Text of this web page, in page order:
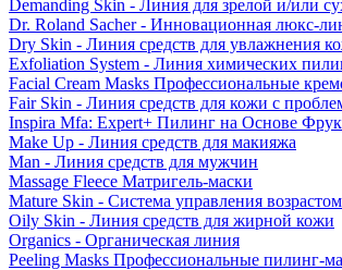
Demanding Skin - Линия для зрелой и/или
Dr. Roland Sacher - Инновационная люкс-
Dry Skin - Линия средств для увлажнения
Exfoliation System - Линия химических
Facial Cream Masks Профессиональные
Fair Skin - Линия средств для кожи с
Inspira Mfa: Expert+ Пилинг на Основе
Make Up - Линия средств для макияжа
Man - Линия средств для мужчин
Massage Fleece Матригель-маски
Mature Skin - Система управления
Oily Skin - Линия средств для жирной кожи
Organics - Органическая линия
Peeling Masks Профессиональные пилинг-